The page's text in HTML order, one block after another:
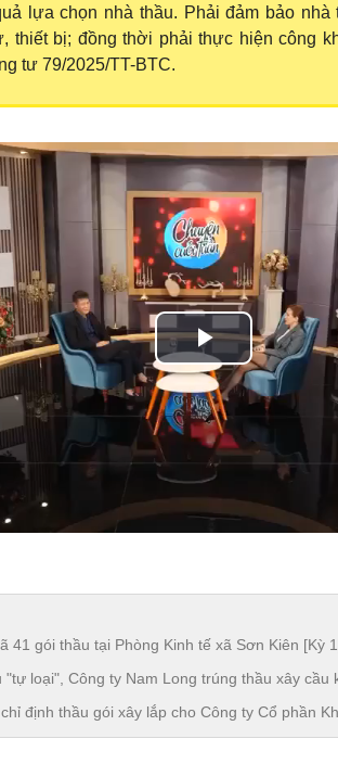
lựa chọn nhà thầu. Phải đảm bảo
thiết bị; đồng thời phải thực hiện công
tư 79/2025/TT-BTC.
Play
Video
41 gói thầu tại Phòng Kinh tế xã Sơn Kiên [Kỳ
loại", Công ty Nam Long trúng thầu xây cầu
định thầu gói xây lắp cho Công ty Cổ phần